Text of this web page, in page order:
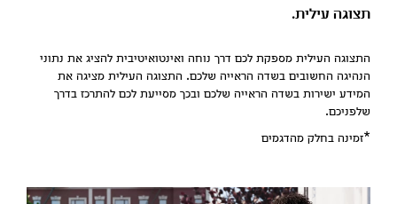
תצוגה עילית.
התצוגה העילית מספקת לכם דרך נוחה ואינטואיטיבית להציג את נתוני
הנהיגה החשובים בשדה הראייה שלכם. התצוגה העילית מציגה את
המידע ישירות בשדה הראייה שלכם ובכך מסייעת לכם להתרכז בדרך
שלפניכם.
*זמינה בחלק מהדגמים